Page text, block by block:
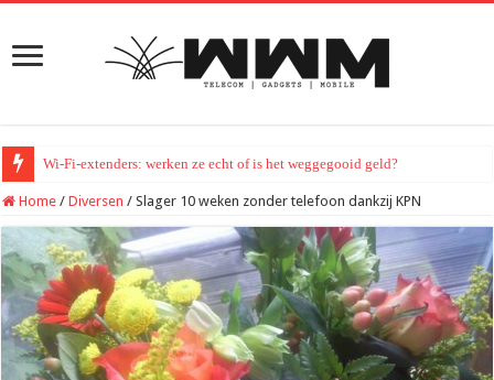
Wi-Fi-extenders: werken ze echt of is het weggegooid geld?
Home / Diversen / Slager 10 weken zonder telefoon dankzij KPN